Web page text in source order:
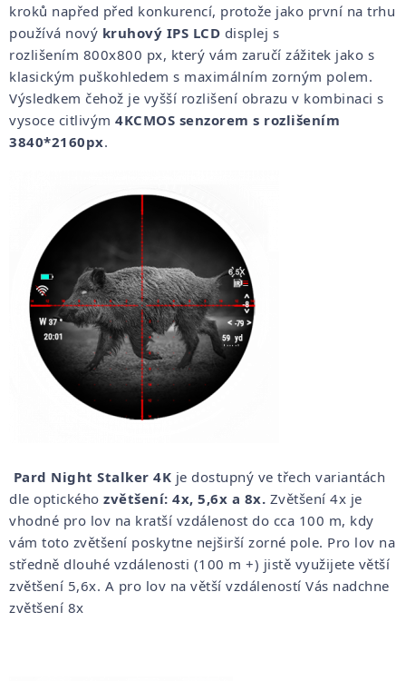
kroků napřed před konkurencí, protože jako první na trhu
používá nový kruhový IPS LCD displej s
rozlišením 800x800 px, který vám zaručí zážitek jako s
klasickým puškohledem s maximálním zorným polem.
Výsledkem čehož je vyšší rozlišení obrazu v kombinaci s
vysoce citlivým 4KCMOS senzorem s rozlišením
3840*2160px.
Pard Night Stalker 4K je dostupný ve třech variantách
dle optického zvětšení: 4x, 5,6x a 8x. Zvětšení 4x je
vhodné pro lov na kratší vzdálenost do cca 100 m, kdy
vám toto zvětšení poskytne nejširší zorné pole. Pro lov na
středně dlouhé vzdálenosti (100 m +) jistě využijete větší
zvětšení 5,6x. A pro lov na větší vzdáleností Vás nadchne
zvětšení 8x